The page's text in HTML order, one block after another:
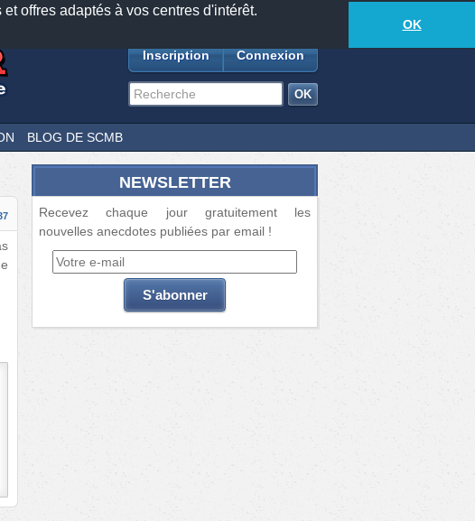
offres adaptés à vos centres d'intérêt.
OK
Facebook
TwitterFeeds18873anecdotes-306lecteurs connectés
Inscription Connexion
BLOG DE SCMB
NEWSLETTER
Recevez chaque jour gratuitement les
nouvelles anecdotes publiées par email !